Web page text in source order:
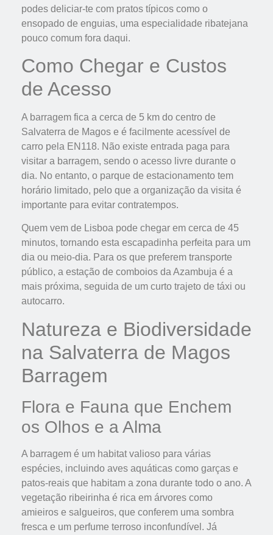
podes deliciar-te com pratos típicos como o
ensopado de enguias, uma especialidade ribatejana
pouco comum fora daqui.
Como Chegar e Custos
de Acesso
A barragem fica a cerca de 5 km do centro de
Salvaterra de Magos e é facilmente acessível de
carro pela EN118. Não existe entrada paga para
visitar a barragem, sendo o acesso livre durante o
dia. No entanto, o parque de estacionamento tem
horário limitado, pelo que a organização da visita é
importante para evitar contratempos.
Quem vem de Lisboa pode chegar em cerca de 45
minutos, tornando esta escapadinha perfeita para um
dia ou meio-dia. Para os que preferem transporte
público, a estação de comboios da Azambuja é a
mais próxima, seguida de um curto trajeto de táxi ou
autocarro.
Natureza e Biodiversidade
na Salvaterra de Magos
Barragem
Flora e Fauna que Enchem
os Olhos e a Alma
A barragem é um habitat valioso para várias
espécies, incluindo aves aquáticas como garças e
patos-reais que habitam a zona durante todo o ano. A
vegetação ribeirinha é rica em árvores como
amieiros e salgueiros, que conferem uma sombra
fresca e um perfume terroso inconfundível. Já